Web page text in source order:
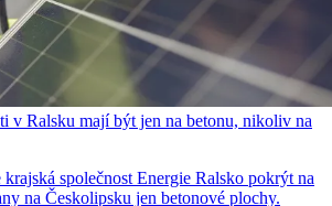
v Ralsku mají být jen na betonu, nikoliv na
společnost Energie Ralsko pokrýt na
na Českolipsku jen betonové plochy.